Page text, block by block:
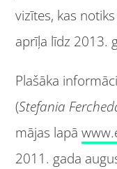
vizītes, kas
aprīļa līdz 2013.
Plašāka
(Stefania
mājas lapā
2011. gada